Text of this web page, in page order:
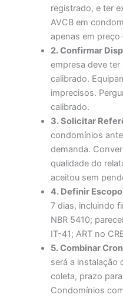
registrado, e ter
AVCB em
apenas em
2. Confirmar
empresa deve
calibrado.
imprecisos.
calibrado.
3. Solicitar
condomínios
demanda.
qualidade do
aceitou sem
4. Definir
7 dias, incluindo
NBR 5410;
IT-41; ART no
5. Combinar
será a instalação
coleta, prazo
Condomínios